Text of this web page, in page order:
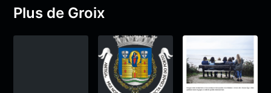
Plus de Groix